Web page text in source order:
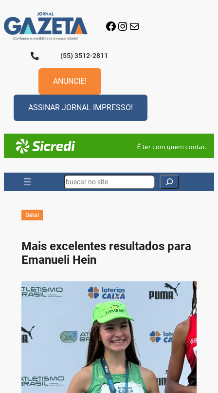
para
o
conteúdo
Facebook
Instagram
E-mail
(55) 3512-2811
ANUNCIE!
ASSINAR JORNAL IMPRESSO!
Search
Geral
Mais excelentes resultados para
Emanueli Hein